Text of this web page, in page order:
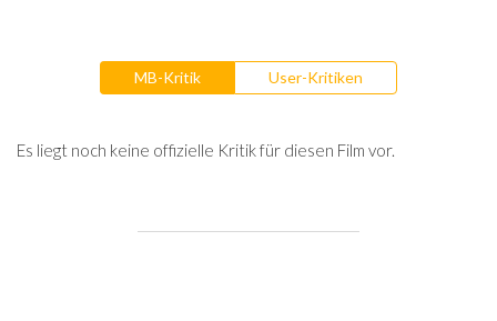
MB-Kritik User-Kritiken
Es liegt noch keine offizielle Kritik für diesen Film vor.